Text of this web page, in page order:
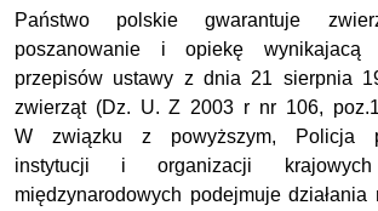
Państwo polskie gwarantuje
poszanowanie i opiekę wynikajacą
przepisów ustawy z dnia 21 sierpnia
zwierząt (Dz. U. Z 2003 r nr 106,
W związku z powyższym, Policja
instytucji i organizacji
międzynarodowych podejmuje